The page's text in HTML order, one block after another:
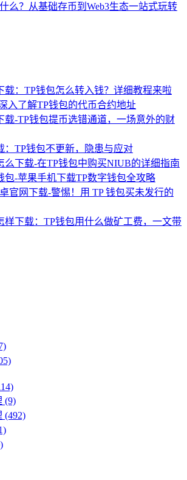
么？从基础存币到Web3生态一站式玩转
载：TP钱包怎么转入钱？详细教程来啦
入了解TP钱包的代币合约地址
载-TP钱包提币选错通道，一场意外的财
：TP钱包不更新，隐患与应对
么下载-在TP钱包中购买NIUB的详细指南
包-苹果手机下载TP数字钱包全攻略
官网下载-警惕！用 TP 钱包买未发行的
样下载：TP钱包用什么做矿工费，一文带
(9)
(492)